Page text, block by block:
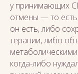
у принимающих
отмены — то
он есть, либо
терапии, либо
когда-либо